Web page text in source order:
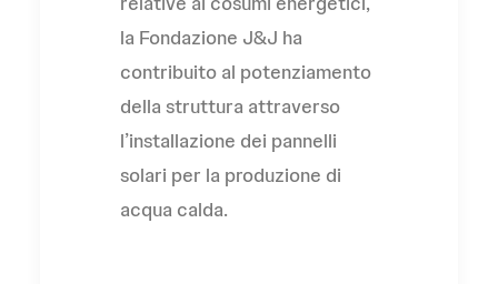
la Fondazione J&J ha
contribuito al potenziamento
della struttura attraverso
l’installazione dei pannelli
solari per la produzione di
acqua calda.